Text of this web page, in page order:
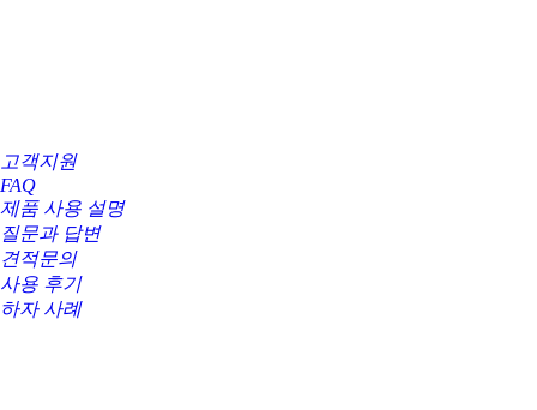
고객지원
FAQ
제품 사용 설명
질문과 답변
견적문의
사용 후기
하자 사례